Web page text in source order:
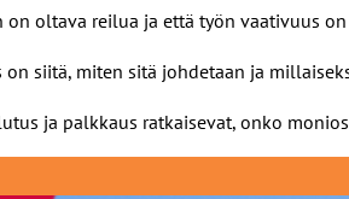
oltava reilua ja että työn vaativuus
siitä, miten sitä johdetaan ja
ja palkkaus ratkaisevat, onko